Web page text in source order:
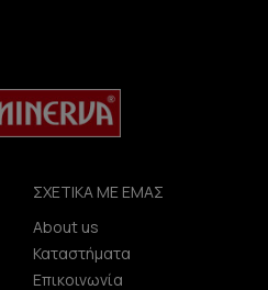
ΣΧΕΤΙΚΑ ΜΕ ΕΜΑΣ
About us
Καταστήματα
Επικοινωνία